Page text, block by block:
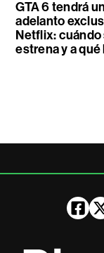
GTA 6 tendrá
adelanto
Netflix: cuándo
estrena y a qué